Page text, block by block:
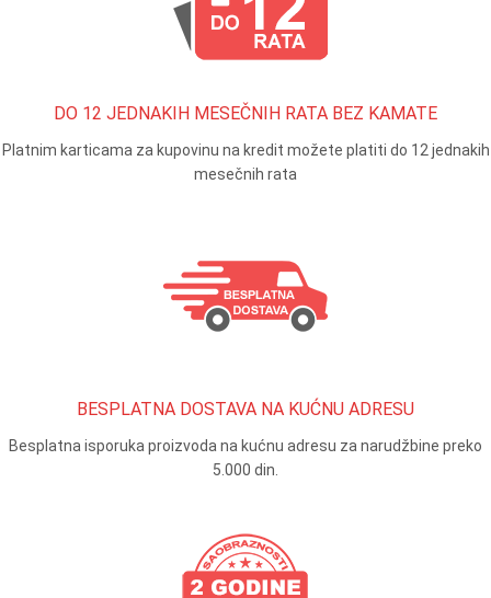
DO 12 JEDNAKIH MESEČNIH RATA BEZ KAMATE
Platnim karticama za kupovinu na kredit možete platiti do 12 jednakih
mesečnih rata
BESPLATNA DOSTAVA NA KUĆNU ADRESU
Besplatna isporuka proizvoda na kućnu adresu za narudžbine preko
5.000 din.